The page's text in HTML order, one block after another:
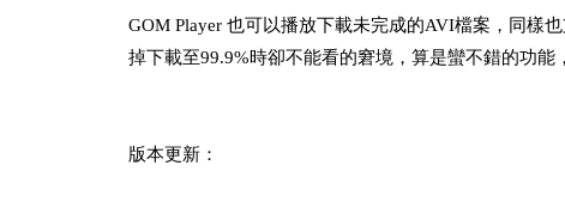
GOM Player 也可以播放下載未完成的AVI檔案，同樣
掉下載至99.9%時卻不能看的窘境，算是蠻不錯的功能
版本更新：